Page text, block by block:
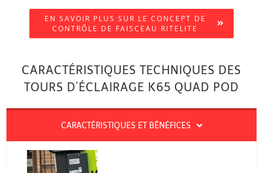
EN SAVOIR PLUS SUR LE CONCEPT DE
CONTRÔLE DE FAISCEAU RITELITE
CARACTÉRISTIQUES TECHNIQUES DES
TOURS D’ÉCLAIRAGE K65 QUAD POD
CARACTÉRISTIQUES ET BÉNÉFICES